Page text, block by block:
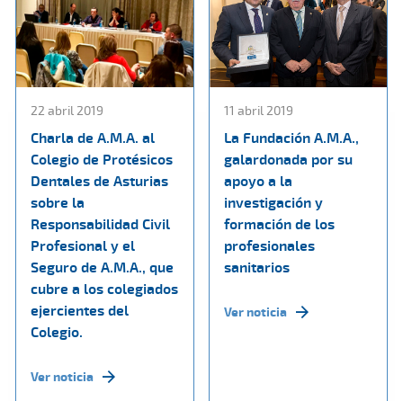
22 abril 2019
Charla de A.M.A. al
Colegio de Protésicos
Dentales de Asturias
sobre la
Responsabilidad Civil
Profesional y el
Seguro de A.M.A., que
cubre a los colegiados
ejercientes del
Colegio.
Ver noticia
11 abril 2019
La Fundación A.M.A.,
galardonada por su
apoyo a la
investigación y
formación de los
profesionales
sanitarios
Ver noticia